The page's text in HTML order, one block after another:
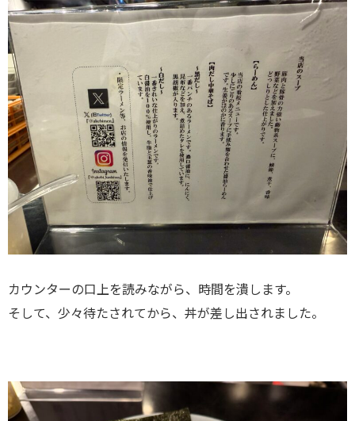
カウンターの口上を読みながら、時間を潰します。
そして、少々待たされてから、丼が差し出されました。